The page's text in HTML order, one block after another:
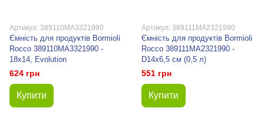
Артикул: 389110MA3321990
Ємність для продуктів Bormioli
Rocco 389110MA3321990 -
18х14, Evolution
624 грн
Купити
Артикул: 389111MA2321990
Ємність для продуктів Bormioli
Rocco 389111MA2321990 -
D14х6,5 см (0,5 л)
551 грн
Купити